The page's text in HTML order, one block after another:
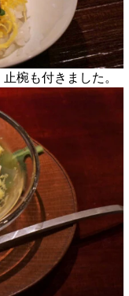
椀も付きました。